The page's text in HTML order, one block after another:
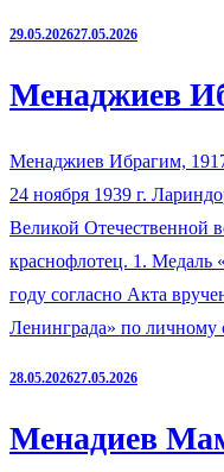
29.05.202627.05.2026
Менаджиев
Менаджиев Ибрагим,
24 ноября 1939 г.
Великой Отечественной
краснофлотец. 1. Медаль
году согласно Акта
Ленинграда» по личному
28.05.202627.05.2026
Менадиев